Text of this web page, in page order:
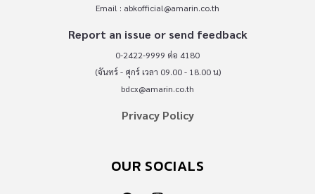
Email : abkofficial@amarin.co.th
Report an issue or send feedback
0-2422-9999 ต่อ 4180
(จันทร์ - ศุกร์ เวลา 09.00 - 18.00 น)
bdcx@amarin.co.th
Privacy Policy
OUR SOCIALS